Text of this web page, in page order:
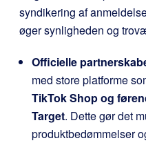
syndikering af
øger synligheden og
Officielle
med store platforme
TikTok Shop og
Target. Dette gør det
produktbedømmelser